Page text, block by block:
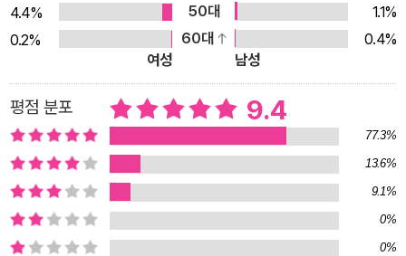
다. 타인의 이형을 우러러보지도 않는다. 그저 달라진 환경 안에
서 현실적인 변화를 이끌어 내려 애쓴다. 통쾌한 환상에 한 발을
걸치고도 성실한 노력을 기울이는 인물들을 보고 있노라면, 〈어
둑시니 이끄는 밤〉에서 재희의 형이 이야기한 ‘어둠을 마주 보며
어른이 되어’ 간다는 말의 의미가 마음속에 깊이 스며든다.
4.4%
50대
1.1%
0.2%
60대
0.4%
여성
남성
평점 분포 9.4
77.3%
13.6%
9.1%
0%
0%